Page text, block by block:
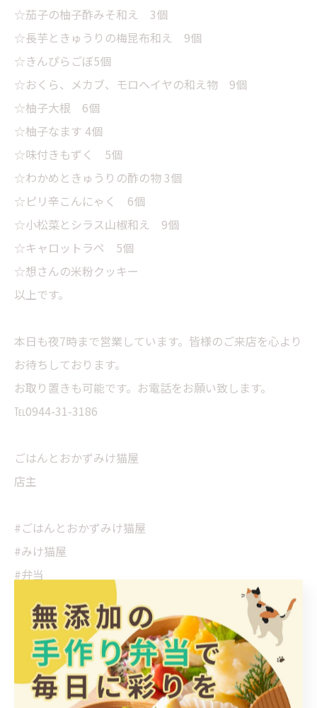
☆茄子の柚子酢みそ和え 3個
☆長芋ときゅうりの梅昆布和え 9個
☆きんぴらごぼ5個
☆おくら、メカブ、モロヘイヤの和え物 9個
☆柚子大根 6個
☆柚子なます 4個
☆味付きもずく 5個
☆わかめときゅうりの酢の物 3個
☆ピリ辛こんにゃく 6個
☆小松菜とシラス山椒和え 9個
☆キャロットラペ 5個
☆想さんの米粉クッキー
以上です。
本日も夜7時まで営業しています。皆様のご来店を心より
お待ちしております。
お取り置きも可能です。お電話をお願い致します。
℡0944-31-3186
ごはんとおかずみけ猫屋
店主
#ごはんとおかずみけ猫屋
#みけ猫屋
#弁当
#お弁当
#惣菜
#そうざい
#おかず
#大牟田